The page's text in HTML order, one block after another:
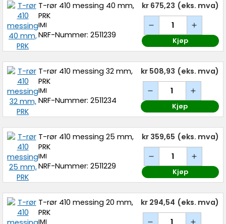
T-rør 410 messing 40 mm,
PRK
IMI
NRF-Nummer: 2511239
kr 675,23 (eks. mva)
Kjøp
T-rør 410 messing 32 mm,
PRK
IMI
NRF-Nummer: 2511234
kr 508,93 (eks. mva)
Kjøp
T-rør 410 messing 25 mm,
PRK
IMI
NRF-Nummer: 2511229
kr 359,65 (eks. mva)
Kjøp
T-rør 410 messing 20 mm,
PRK
IMI
kr 294,54 (eks. mva)